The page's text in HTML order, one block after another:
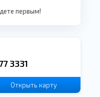
первым!
3331
Открыть карту